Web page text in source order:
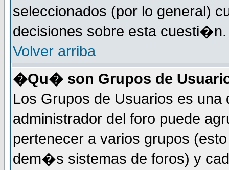
seleccionados (por lo general)
decisiones sobre esta cuesti�n.
Volver arriba
�Qu� son Grupos de
Los Grupos de Usuarios es una
administrador del foro puede
pertenecer a varios grupos
dem�s sistemas de foros) y